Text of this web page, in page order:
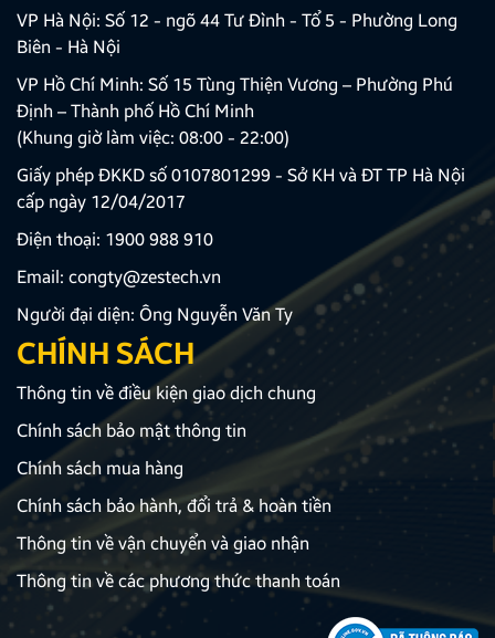
VP Hà Nội: Số 12 - ngõ 44 Tư Đình - Tổ 5 - Phường Long
Biên - Hà Nội
VP Hồ Chí Minh: Số 15 Tùng Thiện Vương – Phường Phú
Định – Thành phố Hồ Chí Minh
(Khung giờ làm việc: 08:00 - 22:00)
Giấy phép ĐKKD số 0107801299 - Sở KH và ĐT TP Hà Nội
cấp ngày 12/04/2017
Điện thoại: 1900 988 910
Email: congty@zestech.vn
Người đại diện: Ông Nguyễn Văn Ty
CHÍNH SÁCH
Thông tin về điều kiện giao dịch chung
Chính sách bảo mật thông tin
Chính sách mua hàng
Chính sách bảo hành, đổi trả & hoàn tiền
Thông tin về vận chuyển và giao nhận
Thông tin về các phương thức thanh toán